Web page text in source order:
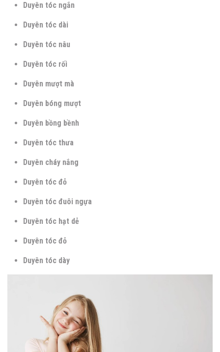
Duyên tóc ngắn
Duyên tóc dài
Duyên tóc nâu
Duyên tóc rối
Duyên mượt mà
Duyên bóng mượt
Duyên bồng bềnh
Duyên tóc thưa
Duyên cháy nắng
Duyên tóc đỏ
Duyên tóc đuôi ngựa
Duyên tóc hạt dẻ
Duyên tóc đỏ
Duyên tóc dày